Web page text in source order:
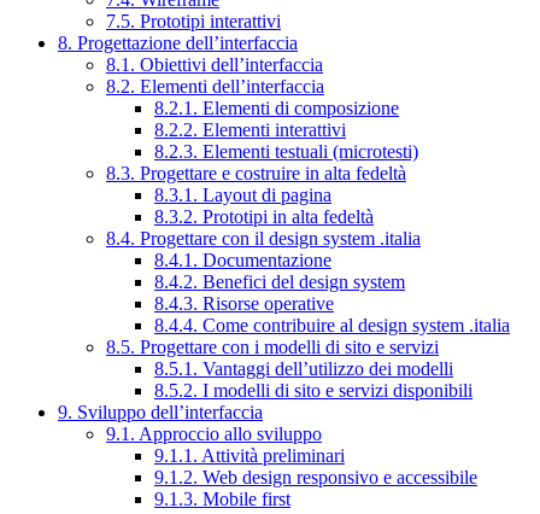
7.5. Prototipi interattivi
8. Progettazione dell’interfaccia
8.1. Obiettivi dell’interfaccia
8.2. Elementi dell’interfaccia
8.2.1. Elementi di composizione
8.2.2. Elementi interattivi
8.2.3. Elementi testuali (microtesti)
8.3. Progettare e costruire in alta fedeltà
8.3.1. Layout di pagina
8.3.2. Prototipi in alta fedeltà
8.4. Progettare con il design system .italia
8.4.1. Documentazione
8.4.2. Benefici del design system
8.4.3. Risorse operative
8.4.4. Come contribuire al design system .italia
8.5. Progettare con i modelli di sito e servizi
8.5.1. Vantaggi dell’utilizzo dei modelli
8.5.2. I modelli di sito e servizi disponibili
9. Sviluppo dell’interfaccia
9.1. Approccio allo sviluppo
9.1.1. Attività preliminari
9.1.2. Web design responsivo e accessibile
9.1.3. Mobile first